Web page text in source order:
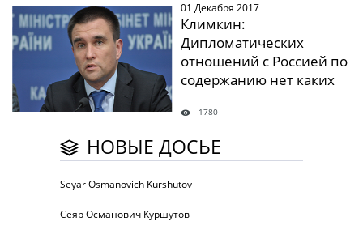
" /> 01 Декабря 2017
Климкин:
Дипломатических
отношений с Россией по
содержанию нет каких
1780
НОВЫЕ ДОСЬЕ
Seyar Osmanovich Kurshutov
Сеяр Османович Куршутов